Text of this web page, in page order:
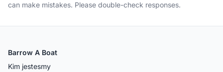
can make mistakes. Please double-check responses.
Barrow A Boat
Kim jestesmy